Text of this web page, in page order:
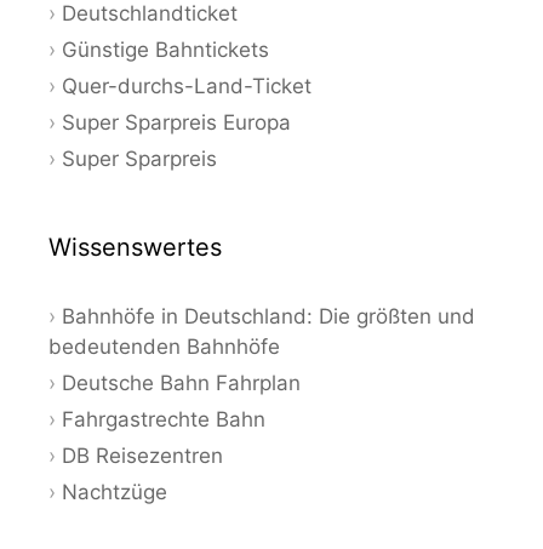
Deutschlandticket
Günstige Bahntickets
Quer-durchs-Land-Ticket
Super Sparpreis Europa
Super Sparpreis
Wissenswertes
Bahnhöfe in Deutschland: Die größten und
bedeutenden Bahnhöfe
Deutsche Bahn Fahrplan
Fahrgastrechte Bahn
DB Reisezentren
Nachtzüge